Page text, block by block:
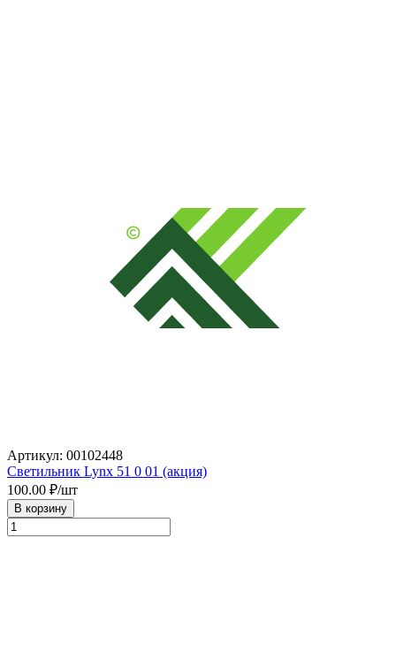
Артикул: 00102448
Светильник Lynx 51 0 01 (акция)
100.00 ₽/шт
В корзину